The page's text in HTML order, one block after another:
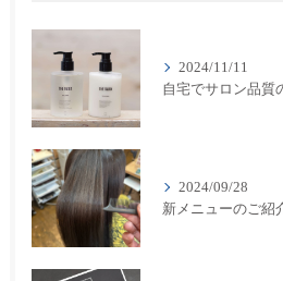
2024/11/11
2024/09/28